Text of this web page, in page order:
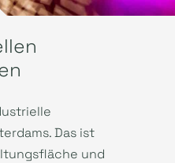
Das ist
und